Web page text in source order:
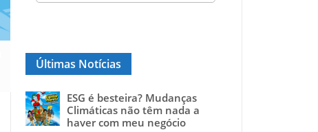
Últimas Notícias
ESG é besteira? Mudanças
Climáticas não têm nada a
haver com meu negócio